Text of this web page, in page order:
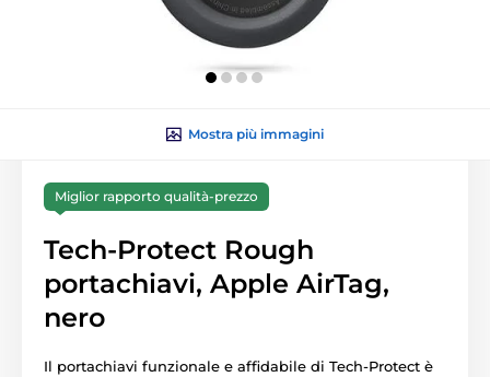
Mostra più immagini
Miglior rapporto qualità-prezzo
Tech-Protect Rough
portachiavi, Apple AirTag,
nero
Il portachiavi funzionale e affidabile di Tech-Protect è